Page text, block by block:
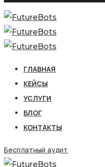
ГЛАВНАЯ
КЕЙСЫ
УСЛУГИ
БЛОГ
КОНТАКТЫ
Бесплатный аудит